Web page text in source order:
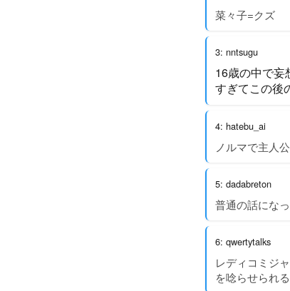
菜々子=クズ
3: nntsugu
16歳の中で
すぎてこの後
4: hatebu_ai
ノルマで主人
5: dadabreton
普通の話にな
6: qwertytalks
レディコミジ
を唸らせられ